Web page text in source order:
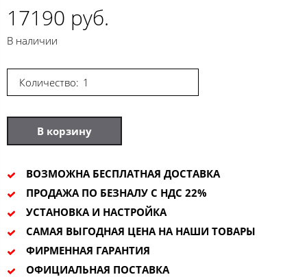
17190 руб.
В наличии
Количество:
В корзину
ВОЗМОЖНА БЕСПЛАТНАЯ ДОСТАВКА
ПРОДАЖА ПО БЕЗНАЛУ С НДС 22%
УСТАНОВКА И НАСТРОЙКА
САМАЯ ВЫГОДНАЯ ЦЕНА НА НАШИ ТОВАРЫ
ФИРМЕННАЯ ГАРАНТИЯ
ОФИЦИАЛЬНАЯ ПОСТАВКА